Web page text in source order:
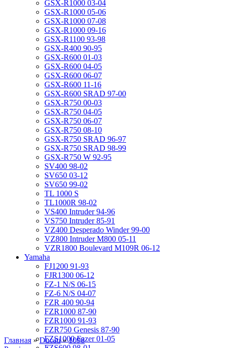
GSX-R1000 03-04
GSX-R1000 05-06
GSX-R1000 07-08
GSX-R1000 09-16
GSX-R1100 93-98
GSX-R400 90-95
GSX-R600 01-03
GSX-R600 04-05
GSX-R600 06-07
GSX-R600 11-16
GSX-R600 SRAD 97-00
GSX-R750 00-03
GSX-R750 04-05
GSX-R750 06-07
GSX-R750 08-10
GSX-R750 SRAD 96-97
GSX-R750 SRAD 98-99
GSX-R750 W 92-95
SV400 98-02
SV650 03-12
SV650 99-02
TL 1000 S
TL1000R 98-02
VS400 Intruder 94-96
VS750 Intruder 85-91
VZ400 Desperado Winder 99-00
VZ800 Intruder M800 05-11
VZR1800 Boulevard M109R 06-12
Yamaha
FJ1200 91-93
FJR1300 06-12
FZ-1 N/S 06-15
FZ-6 N/S 04-07
FZR 400 90-94
FZR1000 87-90
FZR1000 91-93
FZR750 Genesis 87-90
FZS1000 Fazer 01-05
Главная »Ducati»1098